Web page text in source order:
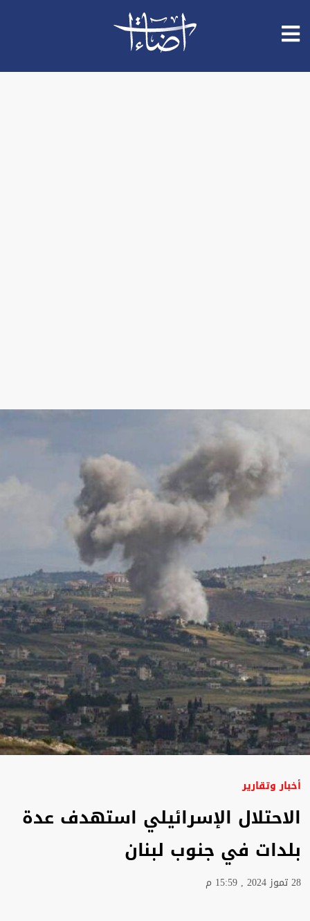
أخبار وتقارير
الاحتلال الإسرائيلي استهدف عدة
بلدات في جنوب لبنان
28 تموز 2024 , 15:59 م